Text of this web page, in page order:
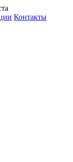
Контакты